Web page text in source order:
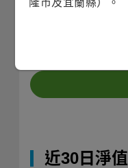
近30日淨值
隆市及宜蘭縣）。